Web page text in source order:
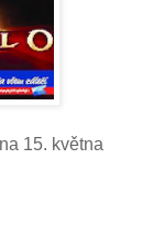
15. května